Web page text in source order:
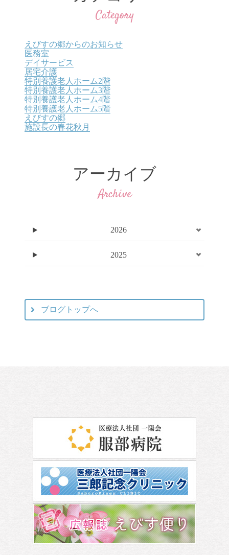
Category
えびすの郷からのお知らせ
医務室
デイサービス
居宅介護
特別養護老人ホーム2階
特別養護老人ホーム3階
特別養護老人ホーム4階
特別養護老人ホーム5階
えびすの郷
施設長の春花秋月
アーカイブ
Archive
2026
2025
ブログトップへ